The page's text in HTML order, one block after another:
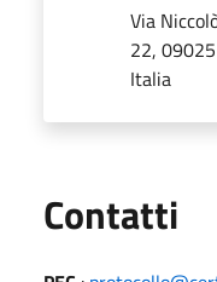
Via
22,
Italia
Contatti